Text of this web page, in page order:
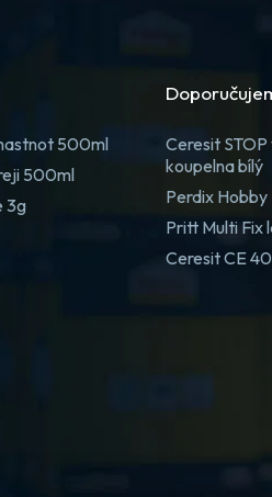
500ml
500ml
3g
Ceresit
koupelna bílý
Perdix
Pritt Multi Fix
Ceresit CE